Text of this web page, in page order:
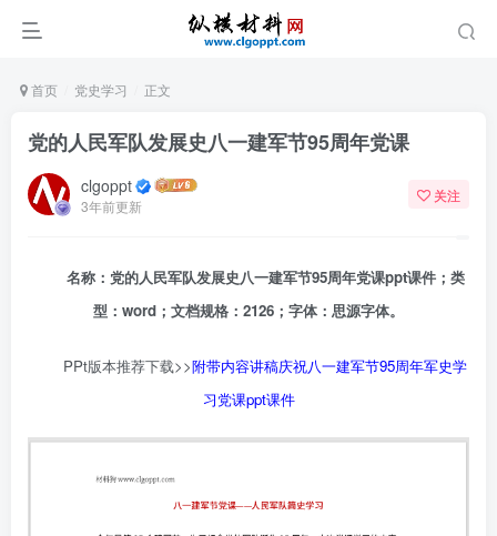
首页 党史学习 正文
党的人民军队发展史八一建军节95周年党课
clgoppt
3年前更新
关注
名称：党的人民军队发展史八一建军节95周年党课ppt课件；类
型：word；文档规格：2126；字体：思源字体。
PPt版本推荐下载>>附带内容讲稿庆祝八一建军节95周年军史学
习党课ppt课件